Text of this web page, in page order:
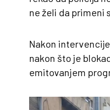
ne želi da primeni
Nakon
nakon što je
emitovanjem